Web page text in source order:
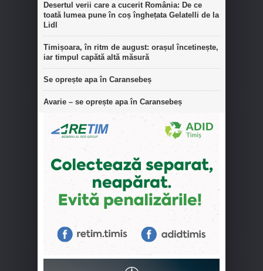
Desertul verii care a cucerit România: De ce
toată lumea pune în coș înghețata Gelatelli de la
Lidl
Timișoara, în ritm de august: orașul încetinește,
iar timpul capătă altă măsură
Se oprește apa în Caransebeș
Avarie – se oprește apa în Caransebeș